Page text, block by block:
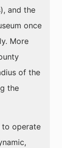
and the
once
More
of the
the
to operate